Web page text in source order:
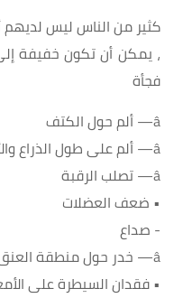
كثير من الناس ليس
، يمكن أن تكون خفيفة
فجأة
â— ألم حول الكتف
â— ألم على طول الذراع والأصابع
â— تصلب الرقبة
• ضعف العضلات
- صداع
â— خدر حول منطقة العنق
• فقدان السيطرة على